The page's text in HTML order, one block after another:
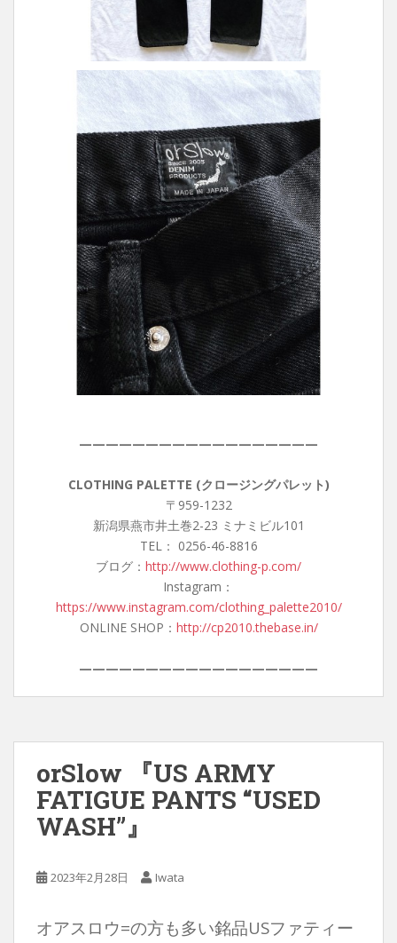
——————————————————
CLOTHING PALETTE (クロージングパレット)
〒959-1232
新潟県燕市井土巻2-23 ミナミビル101
TEL： 0256-46-8816
ブログ： http://www.clothing-p.com/
Instagram：
https://www.instagram.com/clothing_palette2010/
ONLINE SHOP： http://cp2010.thebase.in/
——————————————————
orSlow 『US ARMY
FATIGUE PANTS “USED
WASH”』
2023年2月28日 Iwata
オアスロウ=の方も多い銘品USファティー